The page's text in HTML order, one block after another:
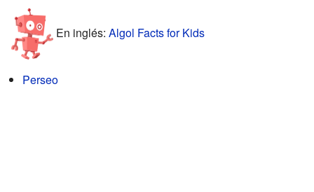
En inglés: Algol Facts for Kids
Perseo